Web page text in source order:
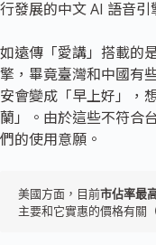
行發展的中文 AI 語音引
如遠傳「愛講」搭載的
擎，畢竟臺灣和中國有
安會變成「早上好」，
蘭」。由於這些不符合
們的使用意願。
美國方面，目前市佔率最
主要和它實惠的價格有關